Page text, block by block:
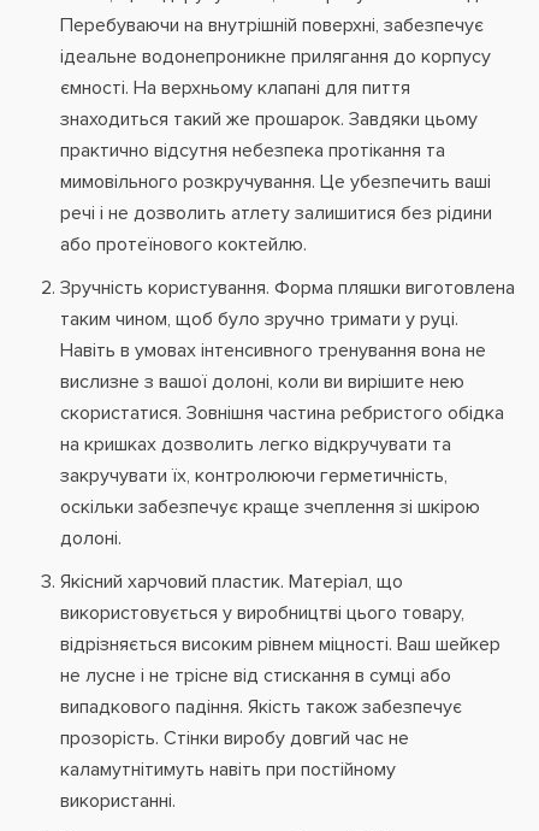
Перебуваючи на внутрішній поверхні, забезпечує
ідеальне водонепроникне прилягання до корпусу
ємності. На верхньому клапані для пиття
знаходиться такий же прошарок. Завдяки цьому
практично відсутня небезпека протікання та
мимовільного розкручування. Це убезпечить ваші
речі і не дозволить атлету залишитися без рідини
або протеїнового коктейлю.
Зручність користування. Форма пляшки виготовлена
таким чином, щоб було зручно тримати у руці.
Навіть в умовах інтенсивного тренування вона не
вислизне з вашої долоні, коли ви вирішите нею
скористатися. Зовнішня частина ребристого обідка
на кришках дозволить легко відкручувати та
закручувати їх, контролюючи герметичність,
оскільки забезпечує краще зчеплення зі шкірою
долоні.
Якісний харчовий пластик. Матеріал, що
використовується у виробництві цього товару,
відрізняється високим рівнем міцності. Ваш шейкер
не лусне і не трісне від стискання в сумці або
випадкового падіння. Якість також забезпечує
прозорість. Стінки виробу довгий час не
каламутнітимуть навіть при постійному
використанні.